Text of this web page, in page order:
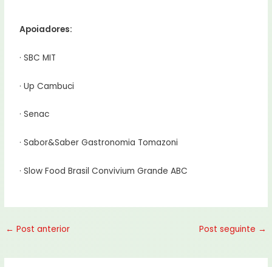
Apoiadores:
· SBC MIT
· Up Cambuci
· Senac
· Sabor&Saber Gastronomia Tomazoni
· Slow Food Brasil Convivium Grande ABC
← Post anterior Post seguinte →